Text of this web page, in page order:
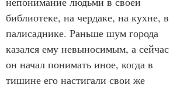
библиотеке, на чердаке, на кухне, в
палисаднике. Раньше шум города
казался ему невыносимым, а сейчас
он начал понимать иное, когда в
тишине его настигали свои же